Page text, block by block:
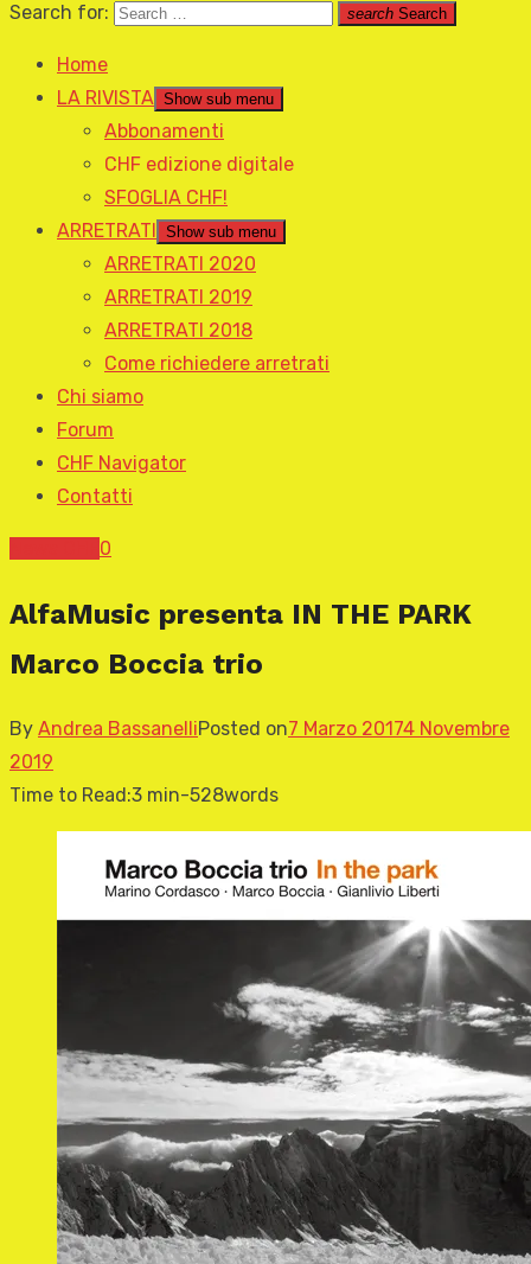
Search for: search Search
Home
LA RIVISTA Show sub menu
Abbonamenti
CHF edizione digitale
SFOGLIA CHF!
ARRETRATI
Show sub menu
ARRETRATI 2020
ARRETRATI 2019
ARRETRATI 2018
Come richiedere arretrati
Chi siamo
Forum
CHF Navigator
Contatti
0
AlfaMusic presenta IN THE PARK
Marco Boccia trio
By Andrea BassanelliPosted on7 Marzo 20174 Novembre
2019
Time to Read:3 min-528words